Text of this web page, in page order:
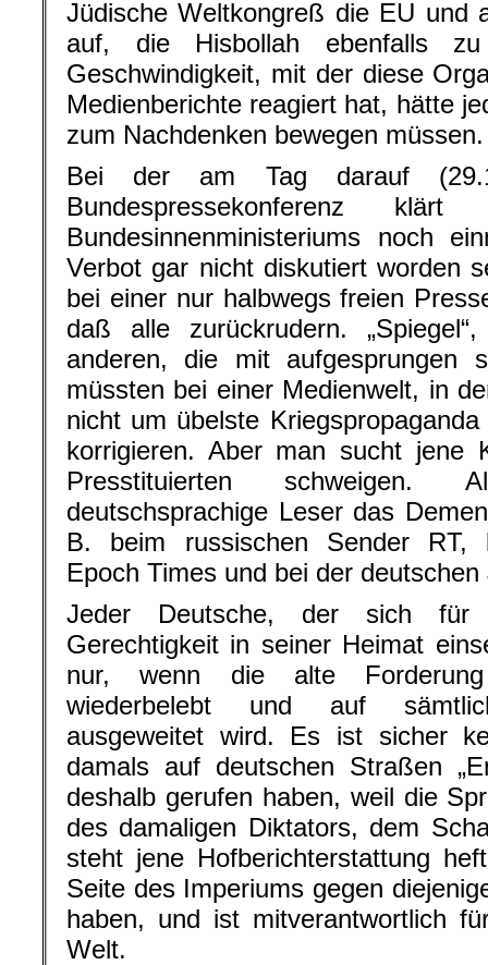
Jüdische Weltkongreß die EU und
auf, die Hisbollah ebenfalls
Geschwindigkeit, mit der diese
Medienberichte reagiert hat, hätte
zum Nachdenken bewegen müssen.
Bei der am Tag darauf
Bundespressekonferenz
Bundesinnenministeriums noch
Verbot gar nicht diskutiert worden
bei einer nur halbwegs freien
daß alle zurückrudern.
anderen, die mit aufgesprungen
müssten bei einer Medienwelt, in
nicht um übelste
korrigieren. Aber man sucht jene
Presstituierten schweigen.
deutschsprachige Leser das
B. beim russischen Sender RT,
Epoch Times und bei der
Jeder Deutsche, der sich für
Gerechtigkeit in seiner Heimat
nur, wenn die alte Forderung
wiederbelebt und auf
ausgeweitet wird. Es ist sicher
damals auf deutschen Straßen
deshalb gerufen haben, weil die
des damaligen Diktators, dem
steht jene Hofberichterstattung
Seite des Imperiums gegen
haben, und ist mitverantwortlich
Welt.